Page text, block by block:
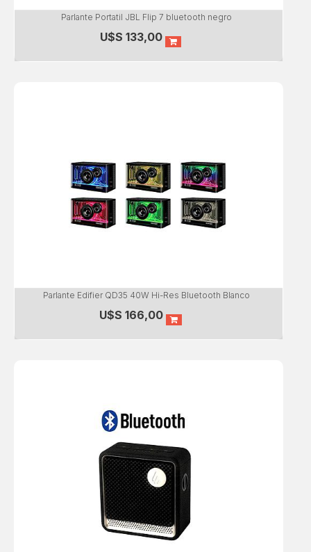
Parlante Portatil JBL Flip 7 bluetooth negro
U$S 133,00
Parlante Edifier QD35 40W Hi-Res Bluetooth Blanco
U$S 166,00